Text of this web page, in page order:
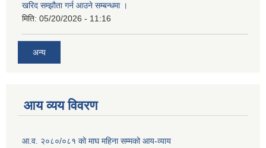
खरिद सम्झौता गर्न आउने सम्बन्धमा ।
मिति: 05/20/2026 - 11:16
अन्य
आय व्यय विवरण
आ.व. २०८०/०८१ को माघ महिना सम्मको आय-व्याय